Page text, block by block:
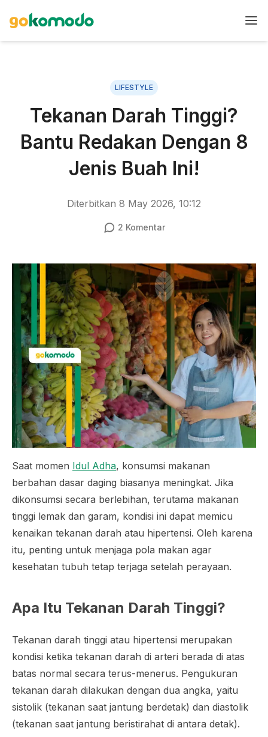
LIFESTYLE
Tekanan Darah Tinggi?
Bantu Redakan Dengan 8
Jenis Buah Ini!
Diterbitkan 8 May 2026, 10:12
2 Komentar
Saat momen Idul Adha, konsumsi makanan
berbahan dasar daging biasanya meningkat. Jika
dikonsumsi secara berlebihan, terutama makanan
tinggi lemak dan garam, kondisi ini dapat memicu
kenaikan tekanan darah atau hipertensi. Oleh karena
itu, penting untuk menjaga pola makan agar
kesehatan tubuh tetap terjaga setelah perayaan.
Apa Itu Tekanan Darah Tinggi?
Tekanan darah tinggi atau hipertensi merupakan
kondisi ketika tekanan darah di arteri berada di atas
batas normal secara terus-menerus. Pengukuran
tekanan darah dilakukan dengan dua angka, yaitu
sistolik (tekanan saat jantung berdetak) dan diastolik
(tekanan saat jantung beristirahat di antara detak).